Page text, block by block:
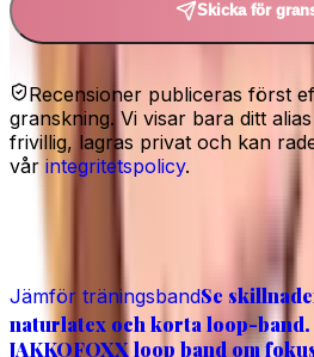
Skicka för
Recensioner publiceras först
granskning. Vi visar bara ditt
frivillig, lagras privat och kan
vår integritetspolicy.
Läs även
Jämför träningsbandSe
naturlatex och korta loop-band.
JAKKOFOXX loop band om